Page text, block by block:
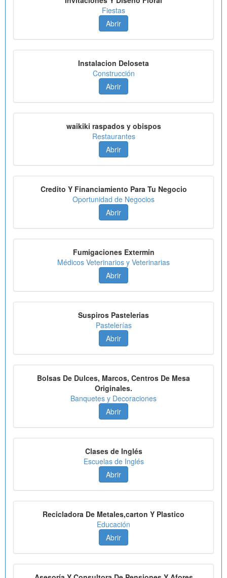
Fiestas
Abrir
Instalacion Deloseta
Construcción
Abrir
waikiki raspados y obispos
Restaurantes
Abrir
Credito Y Financiamiento Para Tu Negocio
Oportunidad de Negocios
Abrir
Fumigaciones Extermin
Médicos Veterinarios y Veterinarias
Abrir
Suspiros Pastelerias
Pastelerías
Abrir
Bolsas De Dulces, Marcos, Centros De Mesa
Originales.
Banquetes y Decoraciones
Abrir
Clases de Inglés
Escuelas de Inglés
Abrir
Recicladora De Metales,carton Y Plastico
Educación
Abrir